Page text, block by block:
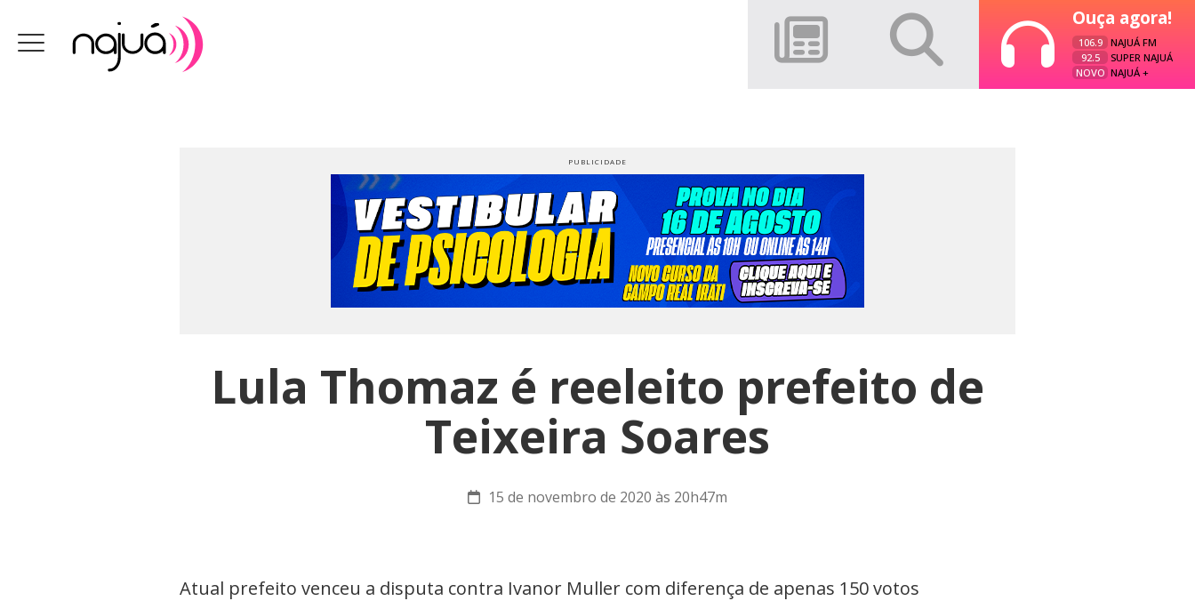
Ouça agora!
106.9
NAJUÁ FM
92.5
SUPER NAJUÁ
NOVO NAJUÁ +
Lula Thomaz é reeleito prefeito de
Teixeira Soares
15 de novembro de 2020 às 20h47m
Atual prefeito venceu a disputa contra Ivanor Muller com diferença de apenas 150 votos